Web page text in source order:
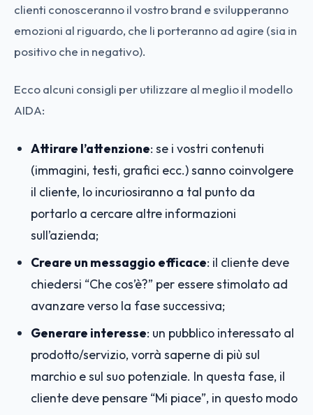
clienti conosceranno il vostro brand e svilupperanno
emozioni al riguardo, che li porteranno ad agire (sia in
positivo che in negativo).
Ecco alcuni consigli per utilizzare al meglio il modello
AIDA:
Attirare l’attenzione: se i vostri contenuti
(immagini, testi, grafici ecc.) sanno coinvolgere
il cliente, lo incuriosiranno a tal punto da
portarlo a cercare altre informazioni
sull’azienda;
Creare un messaggio efficace: il cliente deve
chiedersi “Che cos’è?” per essere stimolato ad
avanzare verso la fase successiva;
Generare interesse: un pubblico interessato al
prodotto/servizio, vorrà saperne di più sul
marchio e sul suo potenziale. In questa fase, il
cliente deve pensare “Mi piace”, in questo modo